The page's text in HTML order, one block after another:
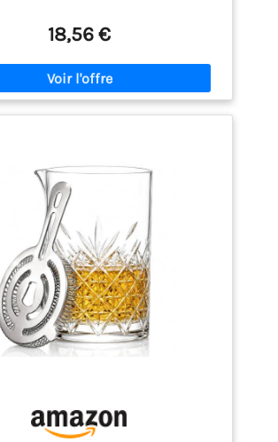
et au réfrigérateur. Merveilleux pour
froides. Excellent pour mélanger les
sangria, le gin, le whisky, les glaçons ;
à la gastronomie et l'hôtellerie.
pour la maison, la restauration et la
les bars, la maison, le jardin, les fêtes.
18,56 €